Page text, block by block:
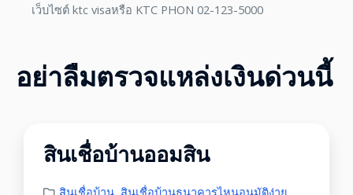
เว็บไซต์ ktc visaหรือ KTC PHON 02-123-5000
อย่าลืมตรวจแหล่งเงินด่วนนี้
สินเชื่อบ้านออมสิน